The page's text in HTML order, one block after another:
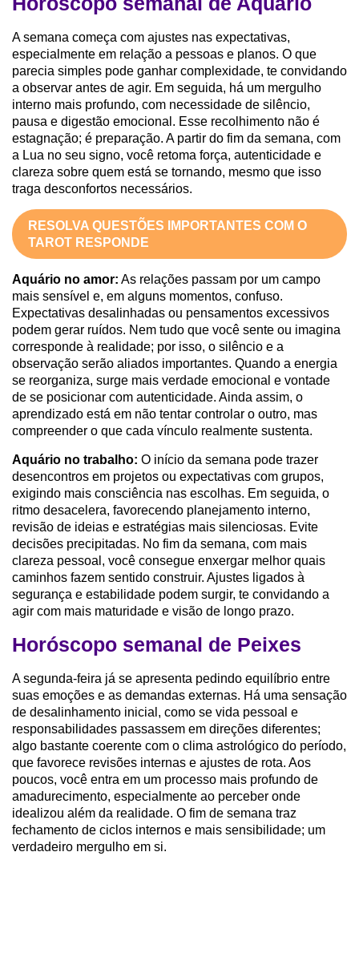
A semana começa com ajustes nas expectativas,
especialmente em relação a pessoas e planos. O que
parecia simples pode ganhar complexidade, te convidando
a observar antes de agir. Em seguida, há um mergulho
interno mais profundo, com necessidade de silêncio,
pausa e digestão emocional. Esse recolhimento não é
estagnação; é preparação. A partir do fim da semana, com
a Lua no seu signo, você retoma força, autenticidade e
clareza sobre quem está se tornando, mesmo que isso
traga desconfortos necessários.
RESOLVA QUESTÕES IMPORTANTES COM O
TAROT RESPONDE
Aquário no amor: As relações passam por um campo
mais sensível e, em alguns momentos, confuso.
Expectativas desalinhadas ou pensamentos excessivos
podem gerar ruídos. Nem tudo que você sente ou imagina
corresponde à realidade; por isso, o silêncio e a
observação serão aliados importantes. Quando a energia
se reorganiza, surge mais verdade emocional e vontade
de se posicionar com autenticidade. Ainda assim, o
aprendizado está em não tentar controlar o outro, mas
compreender o que cada vínculo realmente sustenta.
Aquário no trabalho: O início da semana pode trazer
desencontros em projetos ou expectativas com grupos,
exigindo mais consciência nas escolhas. Em seguida, o
ritmo desacelera, favorecendo planejamento interno,
revisão de ideias e estratégias mais silenciosas. Evite
decisões precipitadas. No fim da semana, com mais
clareza pessoal, você consegue enxergar melhor quais
caminhos fazem sentido construir. Ajustes ligados à
segurança e estabilidade podem surgir, te convidando a
agir com mais maturidade e visão de longo prazo.
Horóscopo semanal de Peixes
A segunda-feira já se apresenta pedindo equilíbrio entre
suas emoções e as demandas externas. Há uma sensação
de desalinhamento inicial, como se vida pessoal e
responsabilidades passassem em direções diferentes;
algo bastante coerente com o clima astrológico do período,
que favorece revisões internas e ajustes de rota. Aos
poucos, você entra em um processo mais profundo de
amadurecimento, especialmente ao perceber onde
idealizou além da realidade. O fim de semana traz
fechamento de ciclos internos e mais sensibilidade; um
verdadeiro mergulho em si.